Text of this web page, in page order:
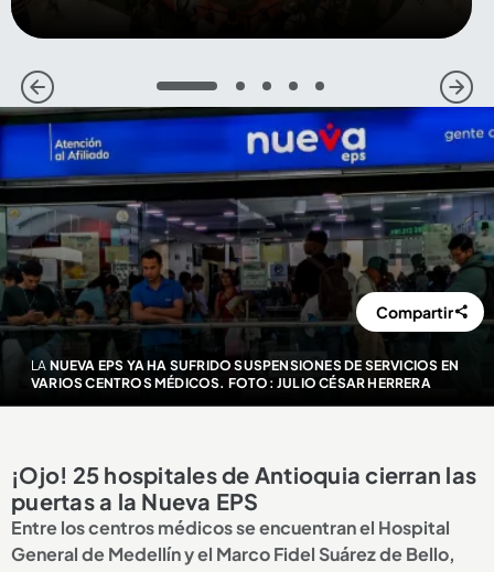
1 2 3 4 5
LA NUEVA EPS YA HA SUFRIDO SUSPENSIONES DE SERVICIOS EN
VARIOS CENTROS MÉDICOS. FOTO: JULIO CÉSAR HERRERA
Compartir
¡Ojo! 25 hospitales de Antioquia cierran las
puertas a la Nueva EPS
Entre los centros médicos se encuentran el Hospital
General de Medellín y el Marco Fidel Suárez de Bello,